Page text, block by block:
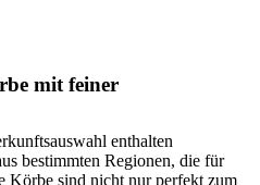
mit feiner
enthalten
bestimmten Regionen, die für
Körbe sind nicht nur perfekt zum